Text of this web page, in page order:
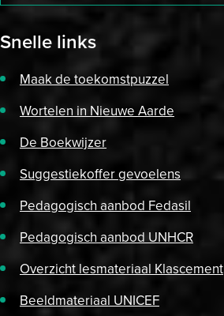
Snelle links
Maak de toekomstpuzzel
Wortelen in Nieuwe Aarde
De Boekwijzer
Suggestiekoffer gevoelens
Pedagogisch aanbod Fedasil
Pedagogisch aanbod UNHCR
Overzicht lesmateriaal Klascement
Beeldmateriaal UNICEF